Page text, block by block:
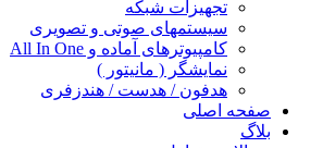
تجهیزات شبکه
سیستمهای صوتی و تصویری
کامپیوترهای آماده و All In One
نمایشگر ( مانیتور )
هدفون / هدست / هندزفری
صفحه اصلی
بلاگ